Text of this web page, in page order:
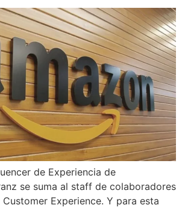
de Experiencia de
se suma al staff de colaboradores
Experience. Y para esta